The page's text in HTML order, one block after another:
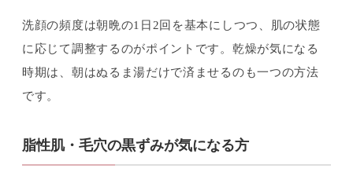
洗顔の頻度は朝晩の1日2回を基本にしつつ、肌の状態
に応じて調整するのがポイントです。乾燥が気になる
時期は、朝はぬるま湯だけで済ませるのも一つの方法
です。
脂性肌・毛穴の黒ずみが気になる方